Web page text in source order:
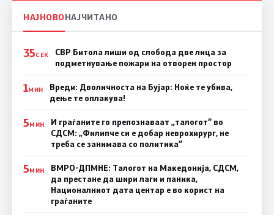
НАЈНОВОНАЈЧИТАНО
35СЕК
СВР Битола лиши од слобода две лица за
подметнување пожари на отворен простор
1МИН
Вреди: Дволичноста на Бујар: Ноќе те убива,
дење те оплакува!
5МИН
И граѓаните го препознаваат „талогот“ во
СДСМ: „Филипче си е добар неврохирург, не
треба се занимава со политика“
5МИН
ВМРО-ДПМНЕ: Талогот на Македонија, СДСМ,
да престане да шири лаги и паника,
Националниот дата центар е во корист на
граѓаните